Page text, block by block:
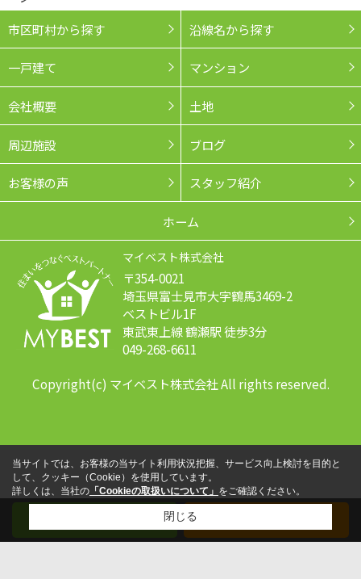
市区町村から探す 沿線名から探す
一戸建て マンション
会社概要 土地
周辺施設 ブログ
お客様の声 スタッフ紹介
ホーム
マイベスト株式会社
〒354-0021
埼玉県富士見市大字鶴馬3469-2
ベストビル1F
東武東上線 鶴瀬駅 徒歩3分
049-268-6611
Copyright(c) マイベスト株式会社 All rights reserved.
当サイトでは、お客様の当サイト利用状況把握、サービス向上検討を目的と
して、クッキー（Cookie）を使用しています。
詳しくは、当社の 「Cookieの取扱いについて」 をご確認ください。
閉じる